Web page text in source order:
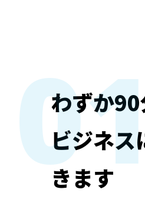
わずか
ビジネス
きます